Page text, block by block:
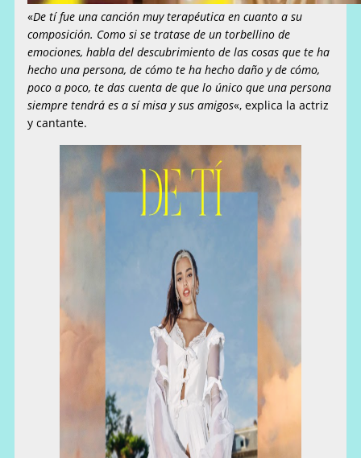
«De tí fue una canción muy terapéutica en cuanto a su
composición. Como si se tratase de un torbellino de
emociones, habla del descubrimiento de las cosas que te ha
hecho una persona, de cómo te ha hecho daño y de cómo,
poco a poco, te das cuenta de que lo único que una persona
siempre tendrá es a sí misa y sus amigos«, explica la actriz
y cantante.